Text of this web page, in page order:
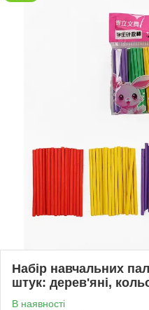
Набір навчальних
штук: дерев'яні,
В наявності